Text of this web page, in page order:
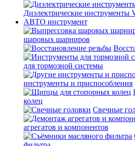
Диэлектрические инструменты
АВТО инструмент
шаровых шарниров
для тормозной системы
инструменты и приспособления
колец
Свечные
агрегатов и компонентов